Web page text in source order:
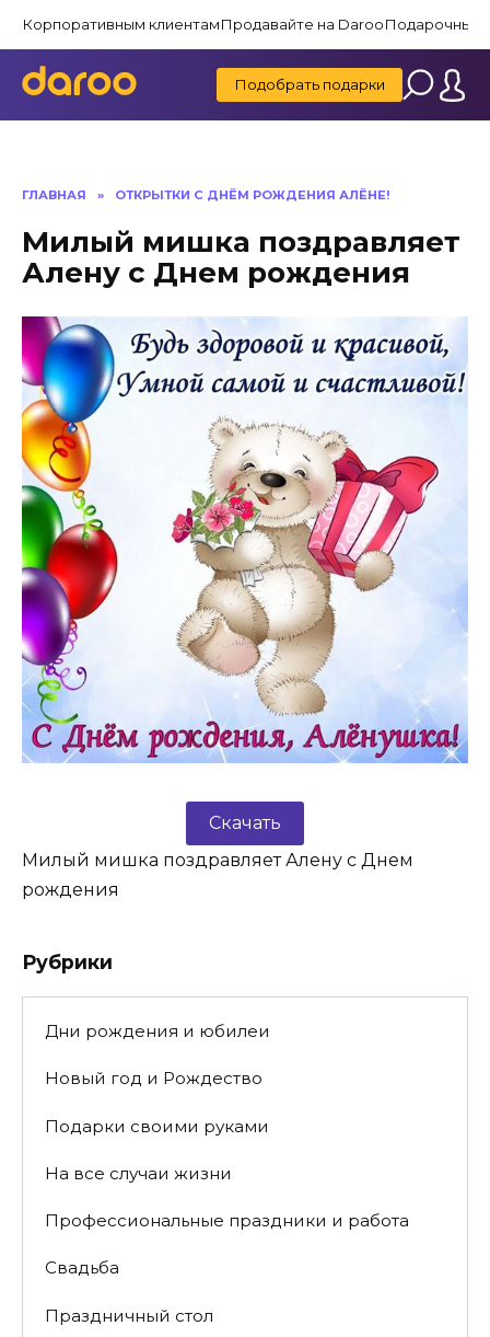
содержанию
Корпоративным клиентамПродавайте на DarooПодарочные
Подобрать подарки
ГЛАВНАЯ » ОТКРЫТКИ С ДНЁМ РОЖДЕНИЯ АЛЁНЕ!
Милый мишка поздравляет
Алену с Днем рождения
Скачать
Милый мишка поздравляет Алену с Днем
рождения
Рубрики
Дни рождения и юбилеи
Новый год и Рождество
Подарки своими руками
На все случаи жизни
Профессиональные праздники и работа
Свадьба
Праздничный стол